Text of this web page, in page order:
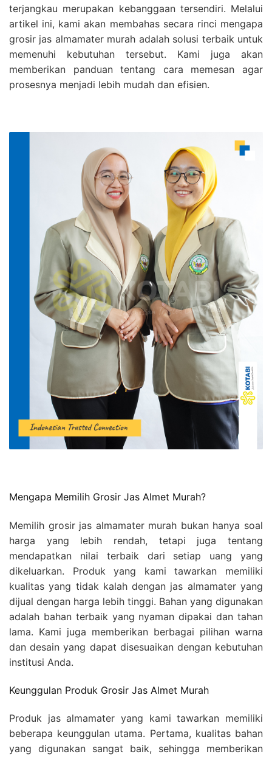
terjangkau merupakan kebanggaan tersendiri. Melalui
artikel ini, kami akan membahas secara rinci mengapa
grosir jas almamater murah adalah solusi terbaik untuk
memenuhi kebutuhan tersebut. Kami juga akan
memberikan panduan tentang cara memesan agar
prosesnya menjadi lebih mudah dan efisien.
Mengapa Memilih Grosir Jas Almet Murah?
Memilih grosir jas almamater murah bukan hanya soal
harga yang lebih rendah, tetapi juga tentang
mendapatkan nilai terbaik dari setiap uang yang
dikeluarkan. Produk yang kami tawarkan memiliki
kualitas yang tidak kalah dengan jas almamater yang
dijual dengan harga lebih tinggi. Bahan yang digunakan
adalah bahan terbaik yang nyaman dipakai dan tahan
lama. Kami juga memberikan berbagai pilihan warna
dan desain yang dapat disesuaikan dengan kebutuhan
institusi Anda.
Keunggulan Produk Grosir Jas Almet Murah
Produk jas almamater yang kami tawarkan memiliki
beberapa keunggulan utama. Pertama, kualitas bahan
yang digunakan sangat baik, sehingga memberikan